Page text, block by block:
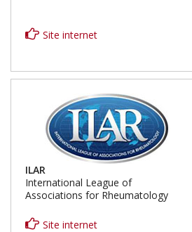
Site internet
ILAR
International League of
Associations for Rheumatology
Site internet